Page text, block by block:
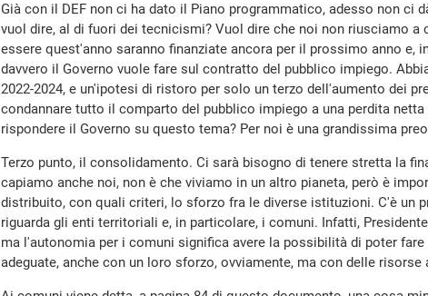
Già con il DEF non ci ha dato il Piano programmatico, adesso non ci
vuol dire, al di fuori dei tecnicismi? Vuol dire che noi non riusciamo a
essere quest'anno saranno finanziate ancora per il prossimo anno e,
davvero il Governo vuole fare sul contratto del pubblico impiego.
2022-2024, e un'ipotesi di ristoro per solo un terzo dell'aumento dei
condannare tutto il comparto del pubblico impiego a una perdita
rispondere il Governo su questo tema? Per noi è una grandissima
Terzo punto, il consolidamento. Ci sarà bisogno di tenere stretta la
capiamo anche noi, non è che viviamo in un altro pianeta, però è
distribuito, con quali criteri, lo sforzo fra le diverse istituzioni. C'è un
riguarda gli enti territoriali e, in particolare, i comuni. Infatti,
ma l'autonomia per i comuni significa avere la possibilità di poter
adeguate, anche con un loro sforzo, ovviamente, ma con delle risorse